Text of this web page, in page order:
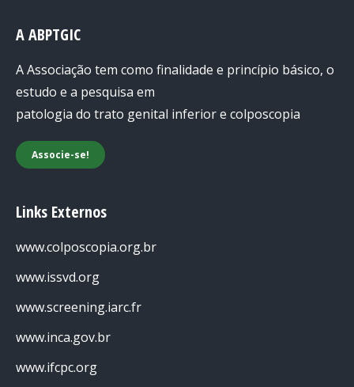
A ABPTGIC
A Associação tem como finalidade e princípio básico, o
estudo e a pesquisa em
patologia do trato genital inferior e colposcopia
Associe-se!
Links Externos
www.colposcopia.org.br
www.issvd.org
www.screening.iarc.fr
www.inca.gov.br
www.ifcpc.org